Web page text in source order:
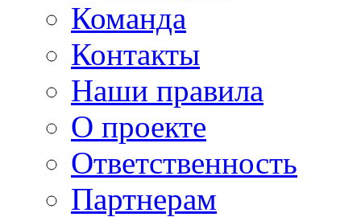
Команда
Контакты
Наши правила
О проекте
Ответственность
Партнерам